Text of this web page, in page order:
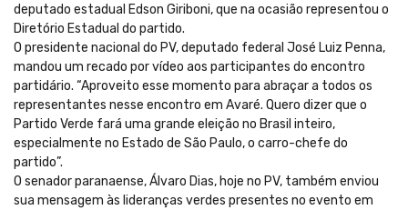
deputado estadual Edson Giriboni, que na ocasião representou o
Diretório Estadual do partido.
O presidente nacional do PV, deputado federal José Luiz Penna,
mandou um recado por vídeo aos participantes do encontro
partidário. “Aproveito esse momento para abraçar a todos os
representantes nesse encontro em Avaré. Quero dizer que o
Partido Verde fará uma grande eleição no Brasil inteiro,
especialmente no Estado de São Paulo, o carro-chefe do
partido”.
O senador paranaense, Álvaro Dias, hoje no PV, também enviou
sua mensagem às lideranças verdes presentes no evento em